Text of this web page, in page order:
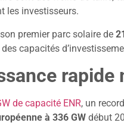
les investisseurs.
premier parc solaire de
capacités
de capacité ENR, un
à 336 GW début